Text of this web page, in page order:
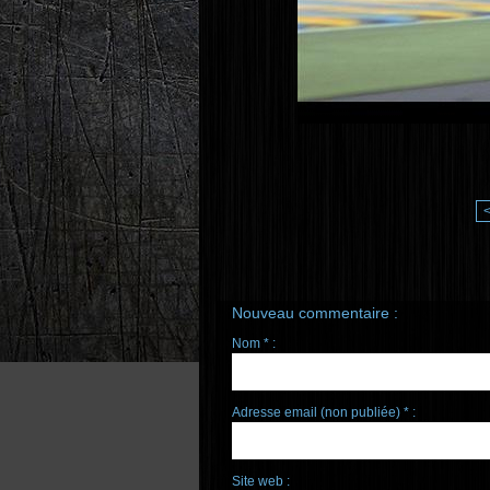
<
Nouveau commentaire :
Nom * :
Adresse email (non publiée) * :
Site web :